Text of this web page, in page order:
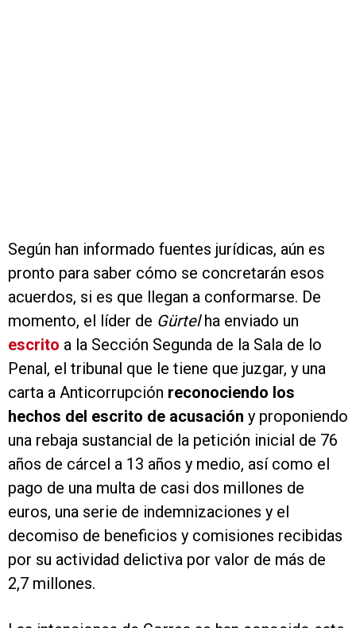
Según han informado fuentes jurídicas, aún es
pronto para saber cómo se concretarán esos
acuerdos, si es que llegan a conformarse. De
momento, el líder de Gürtelha enviado un
escrito a la Sección Segunda de la Sala de lo
Penal, el tribunal que le tiene que juzgar, y una
carta a Anticorrupción reconociendo los
hechos del escrito de acusación y proponiendo
una rebaja sustancial de la petición inicial de 76
años de cárcel a 13 años y medio, así como el
pago de una multa de casi dos millones de
euros, una serie de indemnizaciones y el
decomiso de beneficios y comisiones recibidas
por su actividad delictiva por valor de más de
2,7 millones.